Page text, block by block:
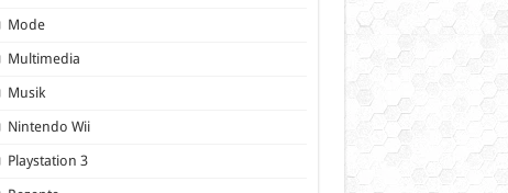
Mode
Multimedia
Musik
Nintendo Wii
Playstation 3